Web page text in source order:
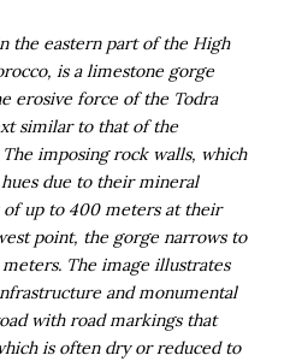
the eastern part of the High
is a limestone gorge
erosive force of the Todra
similar to that of the
imposing rock walls, which
due to their mineral
up to 400 meters at their
point, the gorge narrows to
The image illustrates
and monumental
with road markings that
is often dry or reduced to